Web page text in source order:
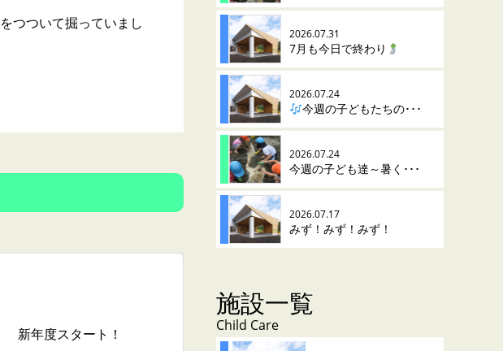
つついて掘っていまし
新年度スタート！
2026.07.31
7月も今日で終わり
2026.07.24
今週の子どもたちの･･･
2026.07.24
今週の子ども達～暑く･･･
2026.07.17
みず！みず！みず！
施設一覧
Child Care